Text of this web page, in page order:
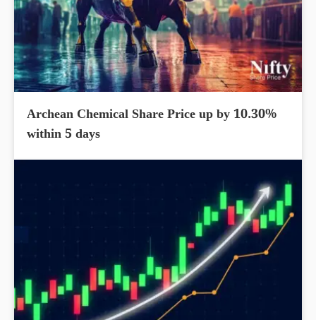
Archean Chemical Share Price up by 10.30%
within 5 days